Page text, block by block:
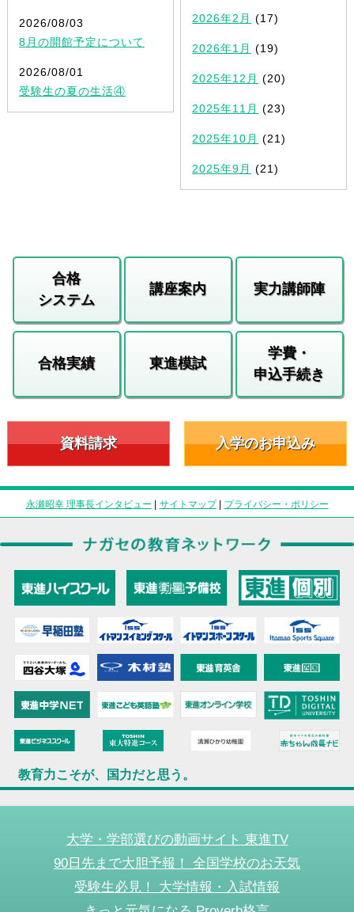
2026/08/03
8月の開館予定について
2026/08/01
受験生の夏の生活④
2026年2月 (17)
2026年1月 (19)
2025年12月 (20)
2025年11月 (23)
2025年10月 (21)
2025年9月 (21)
合格
システム
講座案内 実力講師陣
合格実績 東進模試
学費・
申込手続き
資料請求 入学のお申込み
永瀬昭幸 理事長インタビュー | サイトマップ| プライバシー・ポリシー
教育力こそが、国力だと思う。
大学・学部選びの動画サイト 東進TV
90日先まで大胆予報！ 全国学校のお天気
受験生必見！ 大学情報・入試情報